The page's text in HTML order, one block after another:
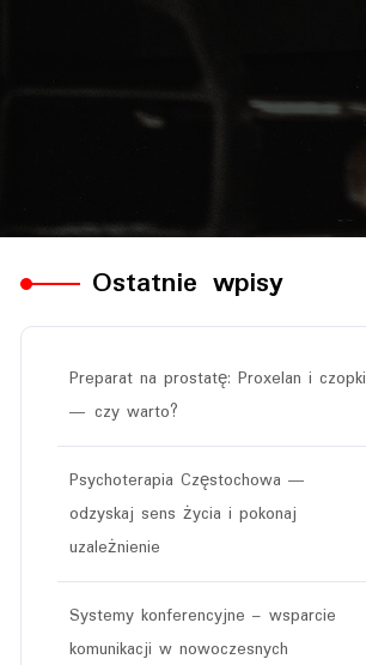
Ostatnie wpisy
Preparat na prostatę: Proxelan i czopki
— czy warto?
Psychoterapia Częstochowa —
odzyskaj sens życia i pokonaj
uzależnienie
Systemy konferencyjne – wsparcie
komunikacji w nowoczesnych